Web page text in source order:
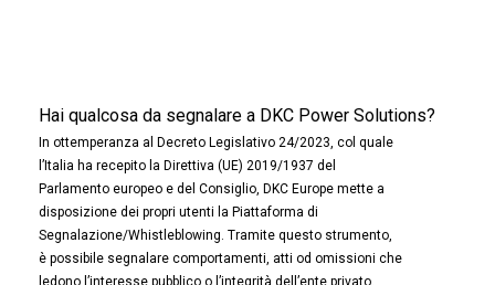
Hai qualcosa da segnalare a DKC Power Solutions?
In ottemperanza al Decreto Legislativo 24/2023, col quale
l’Italia ha recepito la Direttiva (UE) 2019/1937 del
Parlamento europeo e del Consiglio, DKC Europe mette a
disposizione dei propri utenti la Piattaforma di
Segnalazione/Whistleblowing. Tramite questo strumento,
è possibile segnalare comportamenti, atti od omissioni che
ledono l’interesse pubblico o l’integrità dell’ente privato.